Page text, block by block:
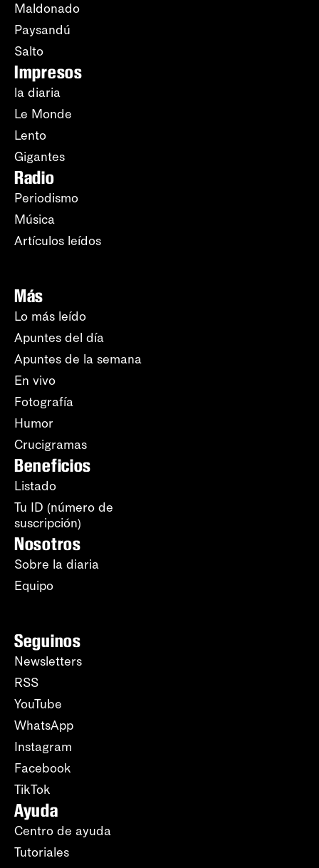
Maldonado
Paysandú
Salto
Impresos
la diaria
Le Monde
Lento
Gigantes
Radio
Periodismo
Música
Artículos leídos
Más
Lo más leído
Apuntes del día
Apuntes de la semana
En vivo
Fotografía
Humor
Crucigramas
Beneficios
Listado
Tu ID (número de
suscripción)
Nosotros
Sobre la diaria
Equipo
Seguinos
Newsletters
RSS
YouTube
WhatsApp
Instagram
Facebook
TikTok
Ayuda
Centro de ayuda
Tutoriales